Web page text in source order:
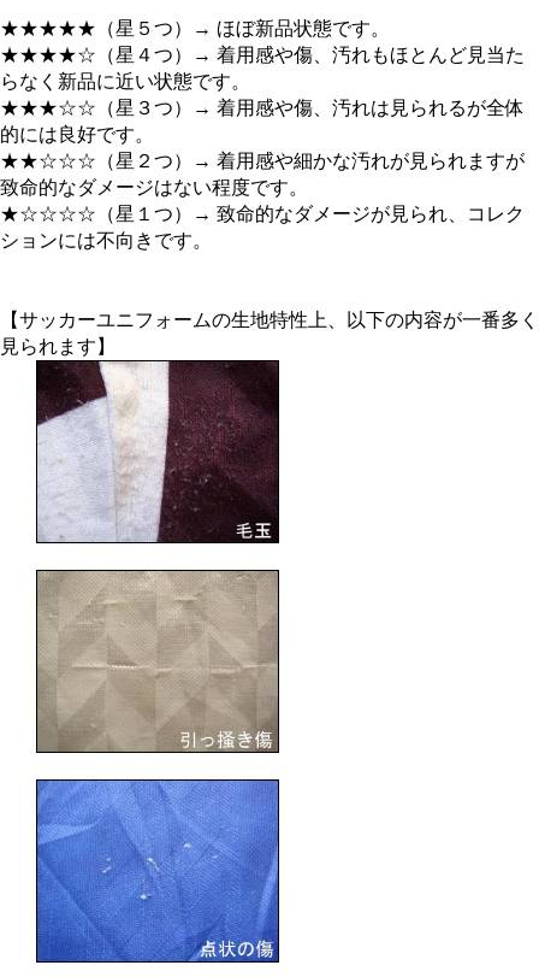
★★★★★（星５つ）→ ほぼ新品状態です。
★★★★☆（星４つ）→ 着用感や傷、汚れもほとんど見当た
らなく新品に近い状態です。
★★★☆☆（星３つ）→ 着用感や傷、汚れは見られるが全体
的には良好です。
★★☆☆☆（星２つ）→ 着用感や細かな汚れが見られますが
致命的なダメージはない程度です。
★☆☆☆☆（星１つ）→ 致命的なダメージが見られ、コレク
ションには不向きです。
【サッカーユニフォームの生地特性上、以下の内容が一番多く
見られます】